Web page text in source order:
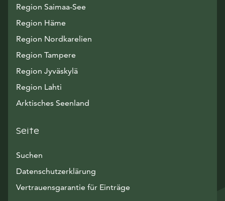
Region Saimaa-See
Region Häme
Region Nordkarelien
Region Tampere
Region Jyväskylä
Region Lahti
Arktisches Seenland
Seite
Suchen
Datenschutzerklärung
Vertrauensgarantie für Einträge